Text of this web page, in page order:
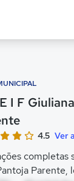
I F
4.5 Ver
completas
Parente,